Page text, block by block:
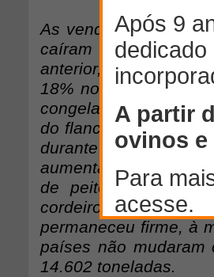
As vendas de carne
caíram 9% durante
anterior, para
18% nos envios de
congelada. Os cortes
do flanco)
durante 2006-07.
aumentaram 137%,
de peito e flap
cordeiro
permaneceu firme, à
países não mudaram
14.602 toneladas.